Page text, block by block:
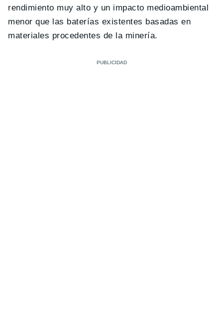
rendimiento muy alto y un impacto medioambiental
menor que las baterías existentes basadas en
materiales procedentes de la minería.